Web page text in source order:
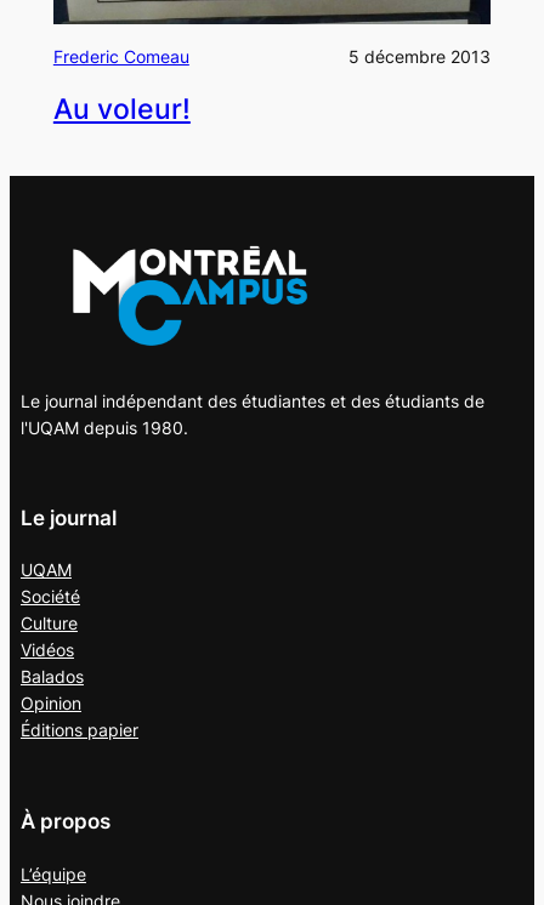
Frederic Comeau 5 décembre 2013
Au voleur!
Le journal indépendant des étudiantes et des étudiants de
l'UQAM depuis 1980.
Le journal
UQAM
Société
Culture
Vidéos
Balados
Opinion
Éditions papier
À propos
L’équipe
Nous joindre